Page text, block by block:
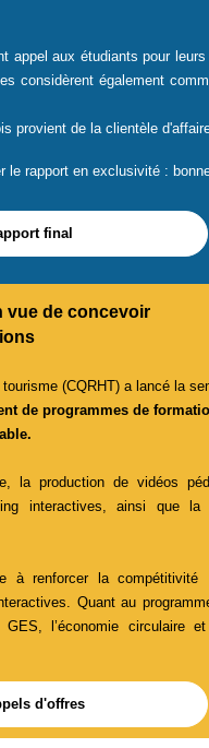
appel aux étudiants pour leurs
considèrent également
provient de la clientèle
le rapport en exclusivité :
final
vue de concevoir
(CQRHT) a lancé la
de programmes de
la production de vidéos
interactives, ainsi que la
à renforcer la
Quant au
l’économie circulaire et
d'offres